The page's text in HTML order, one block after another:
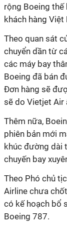
rộng Boeing thế
khách hàng
Theo quan sát
chuyển dần từ
các máy bay
Boeing đã bán
Đơn hàng sẽ
sẽ do Vietjet Air
Thêm nữa,
phiên bản mới
khúc đường dài
chuyến bay
Theo Phó chủ
Airline chưa
có kế hoạch bổ
Boeing 787.